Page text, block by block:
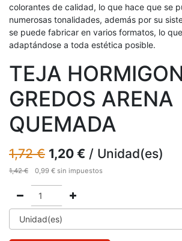
colorantes de calidad, lo que hace que se
numerosas tonalidades, además por su
se puede fabricar en varios formatos, lo
adaptándose a toda estética posible.
TEJA
GREDOS ARENA
QUEMADA
1,72€ 1,20 € / Unidad(es)
1,42€ 0,99 € sin impuestos